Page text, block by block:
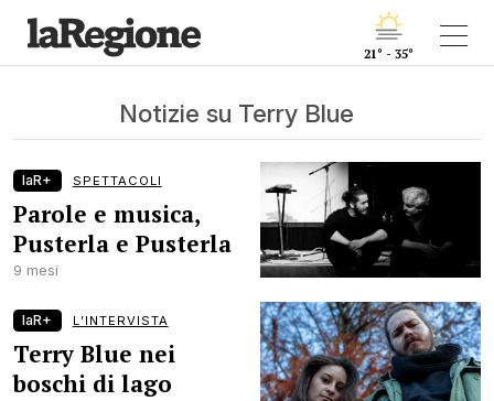
21° - 35°
Notizie su Terry Blue
laR+ SPETTACOLI
Parole e musica,
Pusterla e Pusterla
9 mesi
laR+ L’INTERVISTA
Terry Blue nei
boschi di lago